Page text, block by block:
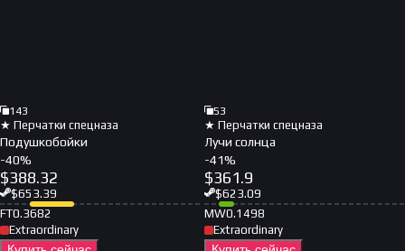
143
★ Перчатки спецназа
Подушкобойки
-40%
$388.32
$653.39
FT0.3682
Extraordinary
53
★ Перчатки спецназа
Лучи солнца
-41%
$361.9
$623.09
MW0.1498
Extraordinary